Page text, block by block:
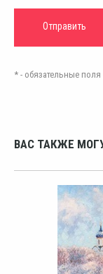
* - обязательные
ВАС ТАКЖЕ